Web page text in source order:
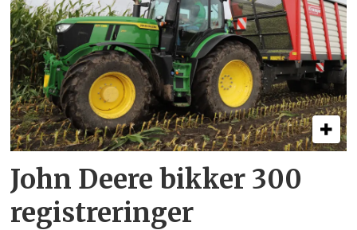
John Deere bikker 300
registreringer